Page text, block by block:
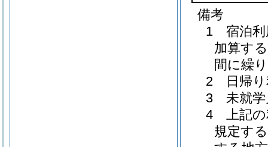
備考
1 宿泊利
加算す
間に繰
2 日帰り
3 未就学
4 上記の
規定す